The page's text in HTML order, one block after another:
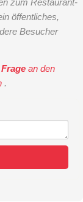
zum Restaurant-
öffentliches,
Besucher
an den
.